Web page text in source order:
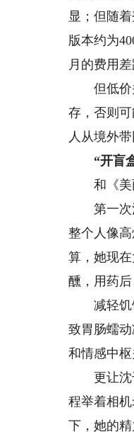
显；但随
版本约为
月的费用
但低价并
存，否则
人从境外
“开盲盒
和《美丽
第一次注
整个人像
算，她现
醺，用药后
减轻饥饿
致胃肠蠕
和情感中
更让沈千
程举着相
下，她的精